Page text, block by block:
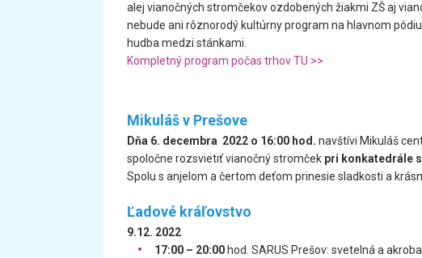
alej vianočných stromčekov ozdobených žiakmi ZŠ aj
nebude ani rôznorodý kultúrny program na hlavnom
hudba medzi stánkami.
Kompletný program počas trhov TU >>
Mikuláš v Prešove
Dňa 6. decembra 2022 o 16:00 hod. navštívi Mikuláš
spoločne rozsvietiť vianočný stromček pri konkatedrále
Spolu s anjelom a čertom deťom prinesie sladkosti a
Ľadové kráľovstvo
9.12. 2022
17:00 – 20:00 hod. SARUS Prešov: svetelná a